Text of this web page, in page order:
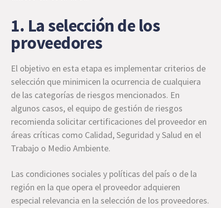
1. La selección de los
proveedores
El objetivo en esta etapa es implementar criterios de
selección que minimicen la ocurrencia de cualquiera
de las categorías de riesgos mencionados. En
algunos casos, el equipo de gestión de riesgos
recomienda solicitar certificaciones del proveedor en
áreas críticas como Calidad, Seguridad y Salud en el
Trabajo o Medio Ambiente.
Las condiciones sociales y políticas del país o de la
región en la que opera el proveedor adquieren
especial relevancia en la selección de los proveedores.